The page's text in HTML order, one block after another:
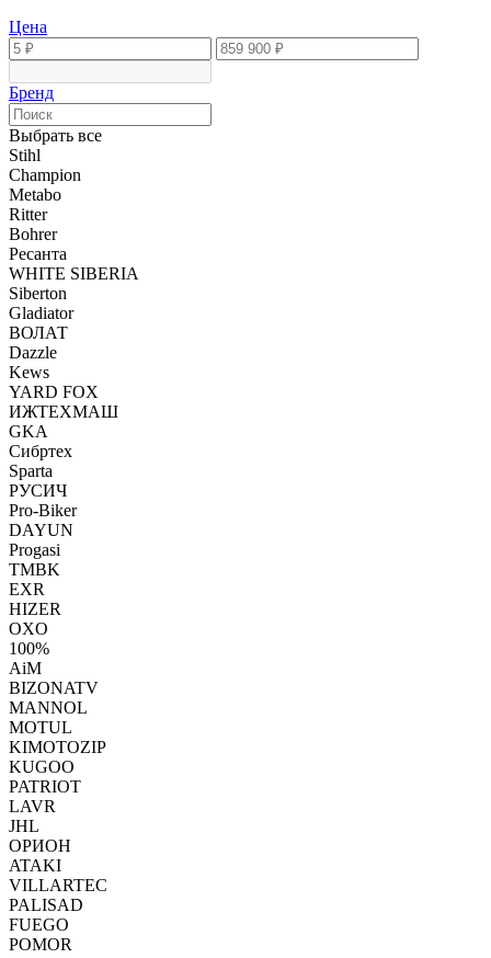
Цена
Бренд
Выбрать все
Stihl
Champion
Metabo
Ritter
Bohrer
Ресанта
WHITE SIBERIA
Siberton
Gladiator
ВОЛАТ
Dazzle
Kews
YARD FOX
ИЖТЕХМАШ
GKA
Сибртех
Sparta
РУСИЧ
Pro-Biker
DAYUN
Progasi
TMBK
EXR
HIZER
OXO
100%
AiM
BIZONATV
MANNOL
MOTUL
KIMOTOZIP
KUGOO
PATRIOT
LAVR
JHL
ОРИОН
ATAKI
VILLARTEC
PALISAD
FUEGO
POMOR